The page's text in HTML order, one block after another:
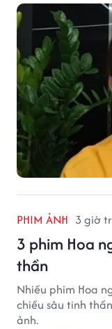
PHIM ẢNH 3 giờ
3 phim Hoa
thần
Nhiều phim Hoa
chiều sâu tinh
ảnh.